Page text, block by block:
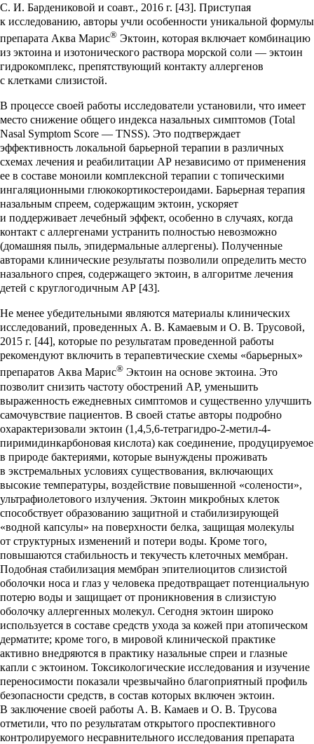
С. И. Бардениковой и соавт., 2016 г. [43]. Приступая
к исследованию, авторы учли особенности уникальной формулы
препарата Аква Марис® Эктоин, которая включает комбинацию
из эктоина и изотонического раствора морской соли — эктоин
гидрокомплекс, препятствующий контакту аллергенов
с клетками слизистой.
В процессе своей работы исследователи установили, что имеет
место снижение общего индекса назальных симптомов (Total
Nasal Symptom Score — TNSS). Это подтверждает
эффективность локальной барьерной терапии в различных
схемах лечения и реабилитации АР независимо от применения
ее в составе моноили комплексной терапии с топическими
ингаляционными глюкокортикостероидами. Барьерная терапия
назальным спреем, содержащим эктоин, ускоряет
и поддерживает лечебный эффект, особенно в случаях, когда
контакт с аллергенами устранить полностью невозможно
(домашняя пыль, эпидермальные аллергены). Полученные
авторами клинические результаты позволили определить место
назального спрея, содержащего эктоин, в алгоритме лечения
детей с круглогодичным АР [43].
Не менее убедительными являются материалы клинических
исследований, проведенных А. В. Камаевым и О. В. Трусовой,
2015 г. [44], которые по результатам проведенной работы
рекомендуют включить в терапевтические схемы «барьерных»
препаратов Аква Марис® Эктоин на основе эктоина. Это
позволит снизить частоту обострений АР, уменьшить
выраженность ежедневных симптомов и существенно улучшить
самочувствие пациентов. В своей статье авторы подробно
охарактеризовали эктоин (1,4,5,6-тетрагидро-2-метил-4-
пиримидинкарбоновая кислота) как соединение, продуцируемое
в природе бактериями, которые вынуждены проживать
в экстремальных условиях существования, включающих
высокие температуры, воздействие повышенной «солености»,
ультрафиолетового излучения. Эктоин микробных клеток
способствует образованию защитной и стабилизирующей
«водной капсулы» на поверхности белка, защищая молекулы
от структурных изменений и потери воды. Кроме того,
повышаются стабильность и текучесть клеточных мембран.
Подобная стабилизация мембран эпителиоцитов слизистой
оболочки носа и глаз у человека предотвращает потенциальную
потерю воды и защищает от проникновения в слизистую
оболочку аллергенных молекул. Сегодня эктоин широко
используется в составе средств ухода за кожей при атопическом
дерматите; кроме того, в мировой клинической практике
активно внедряются в практику назальные спреи и глазные
капли с эктоином. Токсикологические исследования и изучение
переносимости показали чрезвычайно благоприятный профиль
безопасности средств, в состав которых включен эктоин.
В заключение своей работы А. В. Камаев и О. В. Трусова
отметили, что по результатам открытого проспективного
контролируемого несравнительного исследования препарата